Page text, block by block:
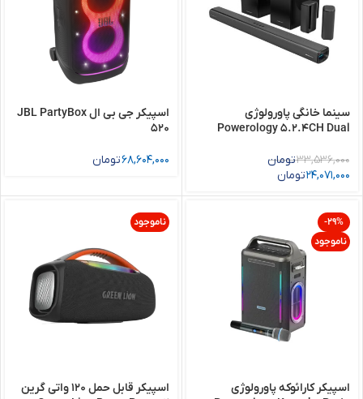
سینما خانگی پاورولوژی
Powerology 5.2.4CH Dual
Theater
33,536,000تومان
24,071,000تومان
اسپیکر جی بی ال JBL PartyBox
520
68,604,000تومان
-29%
ناموجود
اسپیکر کارائوکه پاورولوژی
ناموجود
اسپیکر قابل حمل 120 واتی گرین